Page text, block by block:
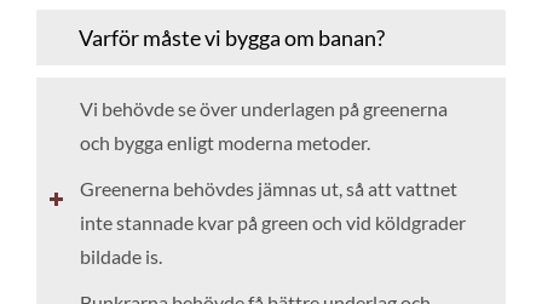
Varför måste vi bygga om banan?
Vi behövde se över underlagen på greenerna
och bygga enligt moderna metoder.
Greenerna behövdes jämnas ut, så att vattnet
inte stannade kvar på green och vid köldgrader
bildade is.